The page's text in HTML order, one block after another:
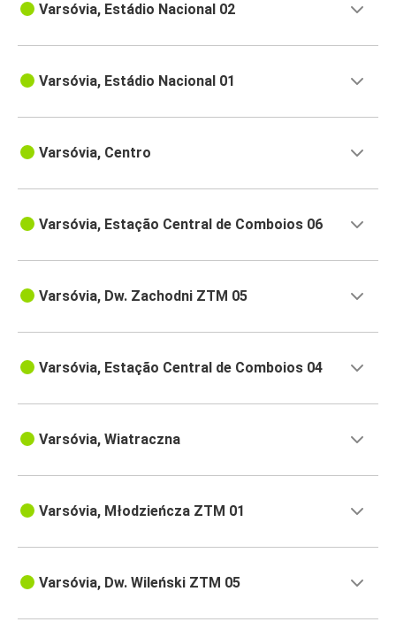
Varsóvia, Estádio Nacional 02
Varsóvia, Estádio Nacional 01
Varsóvia, Centro
Varsóvia, Estação Central de Comboios 06
Varsóvia, Dw. Zachodni ZTM 05
Varsóvia, Estação Central de Comboios 04
Varsóvia, Wiatraczna
Varsóvia, Młodzieńcza ZTM 01
Varsóvia, Dw. Wileński ZTM 05